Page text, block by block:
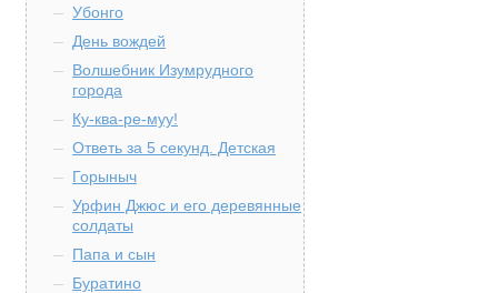
Убонго
День вождей
Волшебник Изумрудного
города
Ку-ква-ре-муу!
Ответь за 5 секунд. Детская
Горыныч
Урфин Джюс и его деревянные
солдаты
Папа и сын
Буратино